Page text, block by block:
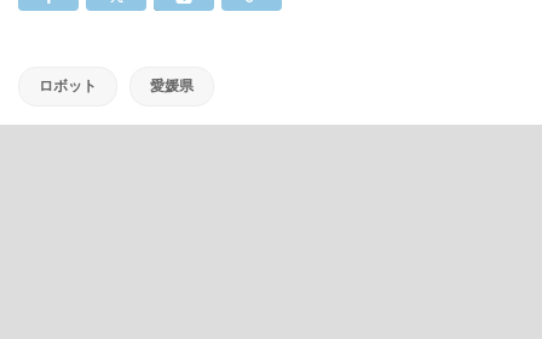
ロボット 愛媛県